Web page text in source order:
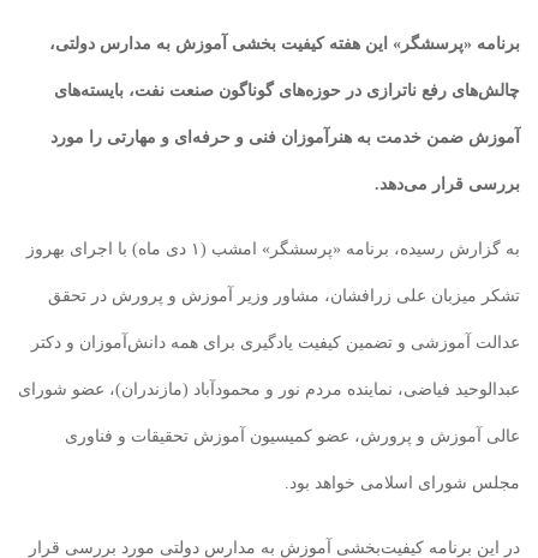
برنامه «پرسشگر» این هفته کیفیت بخشی آموزش به مدارس دولتی،
چالش‌های رفع ناترازی در حوزه‌های گوناگون صنعت نفت، بایسته‌های
آموزش ضمن خدمت به هنرآموزان فنی و حرفه‌ای و مهارتی را مورد
بررسی قرار می‌دهد.
به گزارش رسیده، برنامه «پرسشگر» امشب (۱ دی ماه) با اجرای بهروز
تشکر میزبان علی زرافشان، مشاور وزیر آموزش و پرورش در تحقق
عدالت آموزشی و تضمین کیفیت یادگیری برای همه دانش‌آموزان و دکتر
عبدالوحید فیاضی، نماینده مردم نور و محمودآباد (مازندران)، عضو شورای
عالی آموزش و پرورش، عضو کمیسیون آموزش تحقیقات و فناوری
مجلس شورای اسلامی خواهد بود.
در این برنامه کیفیت‌بخشی آموزش به مدارس دولتی مورد بررسی قرار